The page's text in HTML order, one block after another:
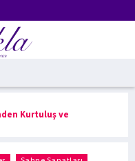
Kurtuluş ve